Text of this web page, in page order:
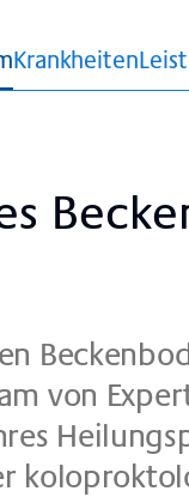
Krankheiten
von